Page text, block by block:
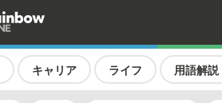
キャリア ライフ 用語解説